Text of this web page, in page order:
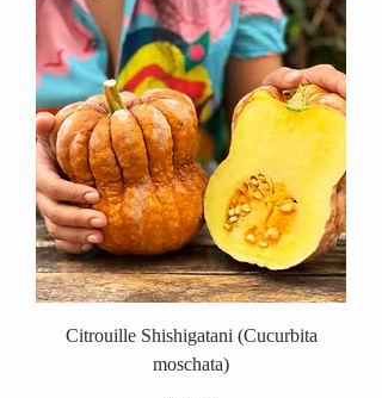
Citrouille Shishigatani (Cucurbita
moschata)